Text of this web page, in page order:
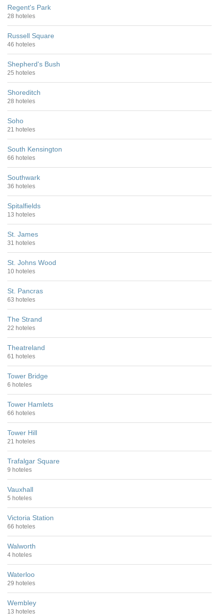
Regent's Park
28 hoteles
Russell Square
46 hoteles
Shepherd's Bush
25 hoteles
Shoreditch
28 hoteles
Soho
21 hoteles
South Kensington
66 hoteles
Southwark
36 hoteles
Spitalfields
13 hoteles
St. James
31 hoteles
St. Johns Wood
10 hoteles
St. Pancras
63 hoteles
The Strand
22 hoteles
Theatreland
61 hoteles
Tower Bridge
6 hoteles
Tower Hamlets
66 hoteles
Tower Hill
21 hoteles
Trafalgar Square
9 hoteles
Vauxhall
5 hoteles
Victoria Station
66 hoteles
Walworth
4 hoteles
Waterloo
29 hoteles
Wembley
13 hoteles